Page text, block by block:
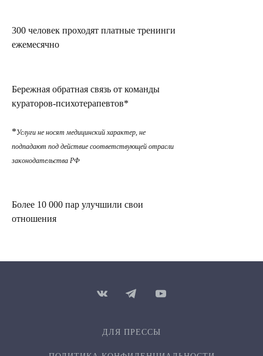
300 человек проходят платные тренинги
ежемесячно
Бережная обратная связь от команды
кураторов-психотерапевтов*
*Услуги не носят медицинский характер, не
подпадают под действие соответствующей отрасли
законодательства РФ
Более 10 000 пар улучшили свои
отношения
ДЛЯ ПРЕССЫ